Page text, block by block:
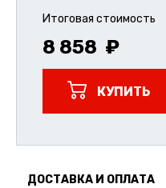
Итоговая стоимость
8 858
КУПИТЬ
ДОСТАВКА И ОПЛАТА